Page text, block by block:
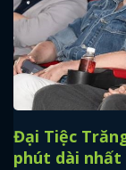
Đại Tiệc
phút dài nhất